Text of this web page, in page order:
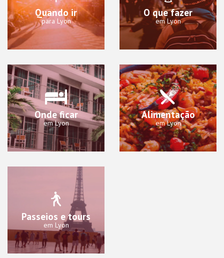
Quando ir
para Lyon
O que fazer
em Lyon
Onde ficar
em Lyon
Alimentação
em Lyon
Passeios e tours
em Lyon